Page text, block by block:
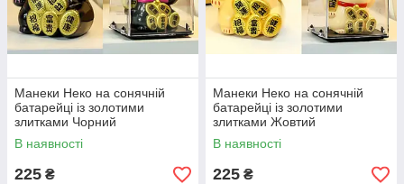
Манеки Неко на сонячній
батарейці із золотими
злитками Чорний
В наявності
225 ₴
Манеки Неко на сонячній
батарейці із золотими
злитками Жовтий
В наявності
225 ₴